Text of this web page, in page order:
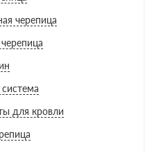
черепица
для кровли